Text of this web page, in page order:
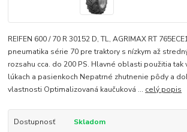
REIFEN 600 / 70 R 30152 D, TL, AGRIMAX RT
pneumatika série 70 pre traktory s nízkym až
rozsahu cca. do 200 PS. Hlavné oblasti použitia tak
lúkach a pasienkoch Nepatrné zhutnenie pôdy a
vlastnosti Optimalizovaná kaučuková ... celý popis
Dostupnosť Skladom